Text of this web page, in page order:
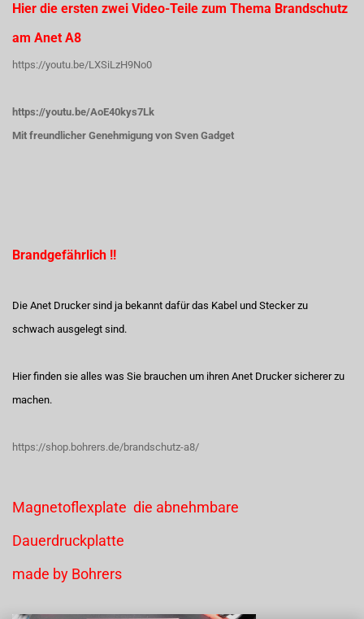
Hier die ersten zwei Video-Teile zum Thema Brandschutz
am Anet A8
https://youtu.be/LXSiLzH9No0
https://youtu.be/AoE40kys7Lk
Mit freundlicher Genehmigung von Sven Gadget
Brandgefährlich !!
Die Anet Drucker sind ja bekannt dafür das Kabel und Stecker zu
schwach ausgelegt sind.
Hier finden sie alles was Sie brauchen um ihren Anet Drucker sicherer zu
machen.
https://shop.bohrers.de/brandschutz-a8/
Magnetoflexplate die abnehmbare
Dauerdruckplatte
made by Bohrers